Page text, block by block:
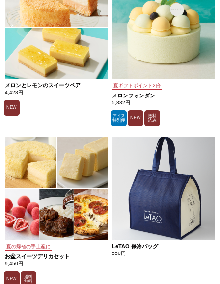
メロンとレモンのスイーツペア
4,428円
NEW
夏ギフトポイント2倍
メロンフォンダン
5,832円
アイス
特別便
NEW
送料
込み
夏の帰省の手土産に
お盆スイーツデリカセット
9,450円
NEW
送料
無料
LeTAO 保冷バッグ
550円